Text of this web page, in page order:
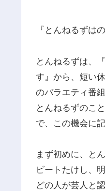
『とんねるずは
とんねるずは、
す』から、短い
のバラエティ番
とんねるずのこ
で、この機会に
まず初めに、と
ビートたけし、
どの人が芸人と